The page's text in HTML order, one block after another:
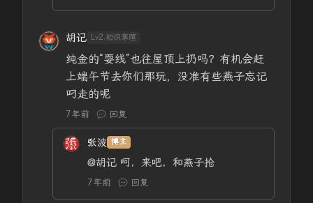
胡记 Lv2.初识寒暄
纯金的“耍线”也往屋顶上扔吗？有机会赶
上端午节去你们那玩，没准有些燕子忘记
叼走的呢
7年前 回复
张波 博主
@胡记 呵，来吧，和燕子抢
7年前 回复